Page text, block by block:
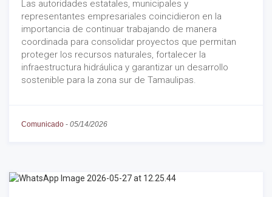
Las autoridades estatales, municipales y
representantes empresariales coincidieron en la
importancia de continuar trabajando de manera
coordinada para consolidar proyectos que permitan
proteger los recursos naturales, fortalecer la
infraestructura hidráulica y garantizar un desarrollo
sostenible para la zona sur de Tamaulipas.
Comunicado - 05/14/2026